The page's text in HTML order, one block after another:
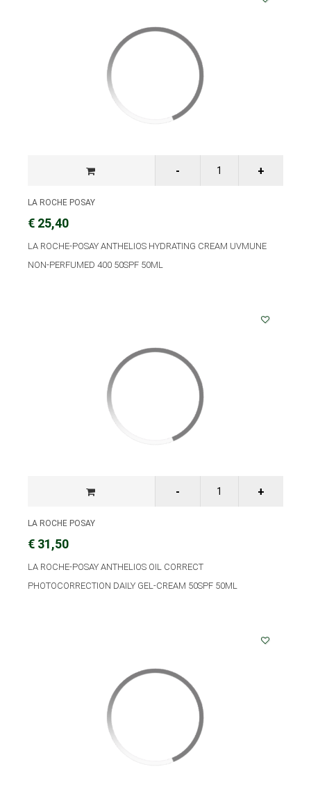
LA ROCHE POSAY
€ 25,40
LA ROCHE-POSAY ANTHELIOS HYDRATING CREAM UVMUNE
NON-PERFUMED 400 50SPF 50ML
LA ROCHE POSAY
€ 31,50
LA ROCHE-POSAY ANTHELIOS OIL CORRECT
PHOTOCORRECTION DAILY GEL-CREAM 50SPF 50ML